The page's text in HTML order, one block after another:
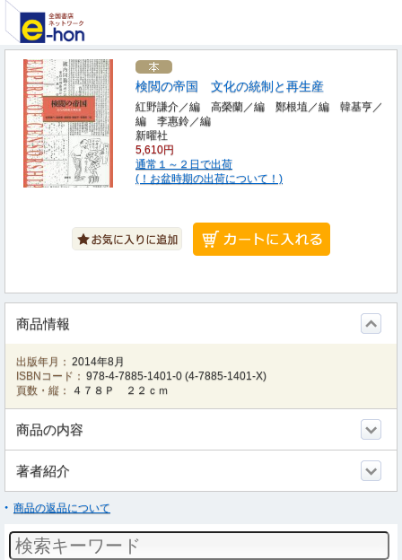
検閲の帝国 文化の統制と再生産
紅野謙介／編 高榮蘭／編 鄭根埴／編 韓基亨／
編 李惠鈴／編
新曜社
5,610円
通常１～２日で出荷
(！お盆時期の出荷について！)
商品情報
出版年月： 2014年8月
ISBNコード： 978-4-7885-1401-0 (4-7885-1401-X)
頁数・縦：
４７８Ｐ ２２ｃｍ
商品の内容
著者紹介
商品の返品について